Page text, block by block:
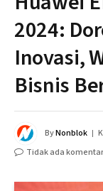
2024:
Inovasi,
Bisnis
ByNonblok
Tidak ada komentar